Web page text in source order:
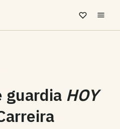
guardia HOY